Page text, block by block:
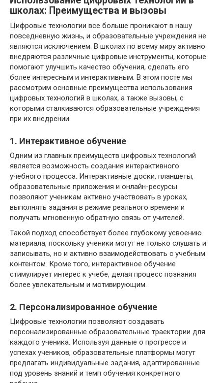
школах: Преимущества и вызовы
Цифровые технологии все больше проникают в нашу
повседневную жизнь, и образовательные учреждения не
являются исключением. В школах по всему миру активно
внедряются различные цифровые инструменты, которые
помогают улучшить качество обучения, сделать его
более интересным и интерактивным. В этом посте мы
рассмотрим основные преимущества использования
цифровых технологий в школах, а также вызовы, с
которыми сталкиваются образовательные учреждения
при их внедрении.
1. Интерактивное обучение
Одним из главных преимуществ цифровых технологий
является возможность создания интерактивного
учебного процесса. Интерактивные доски, планшеты,
образовательные приложения и онлайн-ресурсы
позволяют ученикам активно участвовать в уроках,
выполнять задания в режиме реального времени и
получать мгновенную обратную связь от учителей.
Такой подход способствует более глубокому усвоению
материала, поскольку ученики могут не только слушать и
записывать, но и активно взаимодействовать с учебным
контентом. Кроме того, интерактивное обучение
стимулирует интерес к учебе, делая процесс познания
более увлекательным и мотивирующим.
2. Персонализированное обучение
Цифровые технологии позволяют создавать
персонализированные образовательные траектории для
каждого ученика. Используя данные о прогрессе и
успехах учеников, образовательные платформы могут
предлагать индивидуальные задания, адаптированные
под уровень знаний и темп обучения конкретного